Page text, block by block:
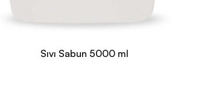
Sıvı Sabun 5000 ml